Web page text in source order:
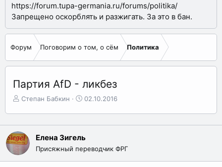
https://forum.tupa-germania.ru/forums/politika/
Запрещено оскорблять и разжигать. За это в бан.
Форум Поговорим о том, о сём Политика
Партия AfD - ликбез
А
о
р
т
е
м
Степан Бабкин
Д
а
н
ч
а
02.10.2016
Елена Зигель
Присяжный переводчик ФРГ